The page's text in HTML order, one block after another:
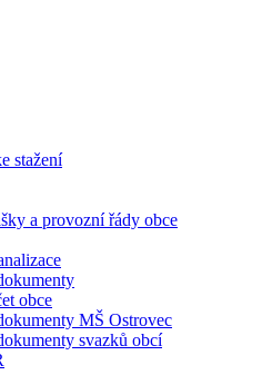
stažení
a provozní řády obce
obce
MŠ Ostrovec
svazků obcí